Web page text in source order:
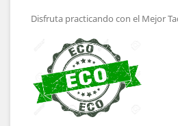
Disfruta practicando con el Mejor